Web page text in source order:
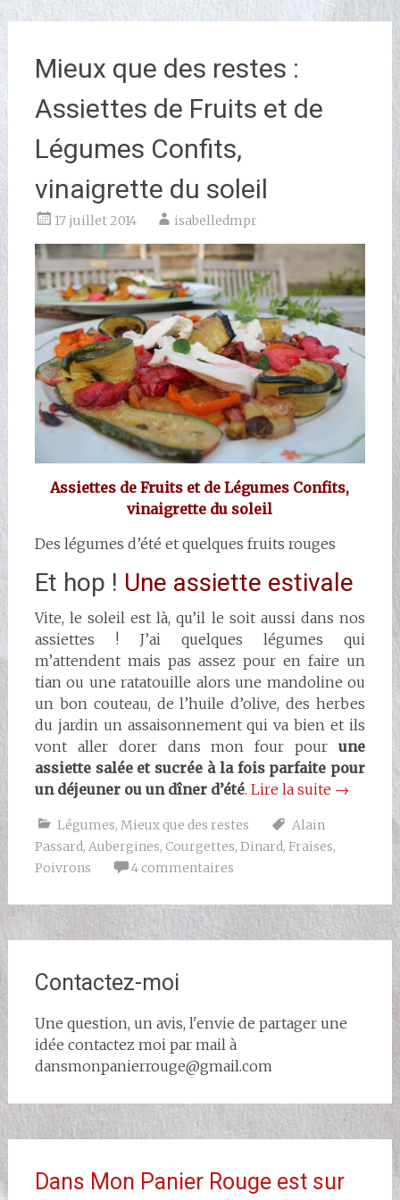
Mieux que des restes :
Assiettes de Fruits et de
Légumes Confits,
vinaigrette du soleil
17 juillet 2014 isabelledmpr
Assiettes de Fruits et de Légumes Confits,
vinaigrette du soleil
Des légumes d’été et quelques fruits rouges
Et hop ! Une assiette estivale
Vite, le soleil est là, qu’il le soit aussi dans nos
assiettes ! J’ai quelques légumes qui
m’attendent mais pas assez pour en faire un
tian ou une ratatouille alors une mandoline ou
un bon couteau, de l’huile d’olive, des herbes
du jardin un assaisonnement qui va bien et ils
vont aller dorer dans mon four pourune
assiette salée et sucrée à la fois parfaite pour
un déjeuner ou un dîner d’été. Lire la suite →
Légumes, Mieux que des restes
Alain
Passard, Aubergines, Courgettes, Dinard, Fraises,
Poivrons
4 commentaires
Contactez-moi
Une question, un avis, l'envie de partager une
idée contactez moi par mail à
dansmonpanierrouge@gmail.com
Dans Mon Panier Rouge est sur